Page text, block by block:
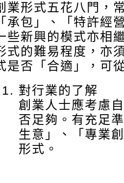
業形式五花八門，
「承包」、「特許經
些新興的模式亦相
式的難易程度，亦
是否「合適」，可
對行業的了解
創業人士應考慮
否足夠。有充足
生意」、「專業
形式。